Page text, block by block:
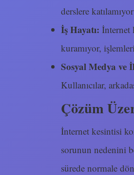
derslere
İş Hayatı: İnternet
kuramıyor,
Sosyal Medya ve
Kullanıcılar,
Çözüm
İnternet kesintisi
sorunun nedenini
sürede normale